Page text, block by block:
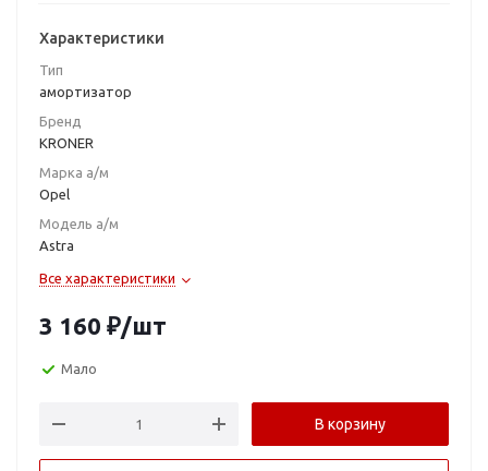
Характеристики
Тип
амортизатор
Бренд
KRONER
Марка а/м
Opel
Модель а/м
Astra
Все характеристики
3 160 ₽/шт
Мало
В корзину